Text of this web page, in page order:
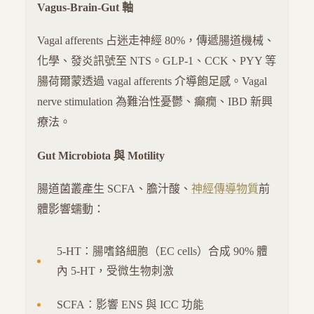
Vagus-Brain-Gut 軸
Vagal afferents 占迷走神經 80%，傳遞腸道機械、
化學、發炎訊號至 NTS。GLP-1、CCK、PYY 等
腸荷爾蒙透過 vagal afferents 介導飽足感。Vagal
nerve stimulation 為難治性憂鬱、癲癇、IBD 新興
療法。
Gut Microbiota 與 Motility
腸道菌叢產生 SCFA、膽汁酸、 神經傳導物質前
體影響蠕動：
5-HT：腸嗜鉻細胞（EC cells）合成 90% 體
內 5-HT，受微生物刺激
SCFA：影響 ENS 與 ICC 功能